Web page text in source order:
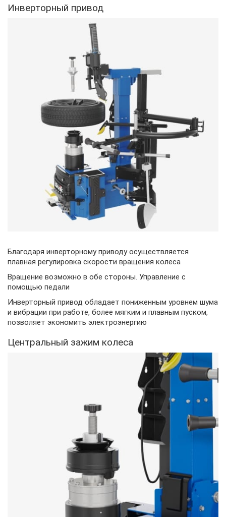
Инверторный привод
Благодаря инверторному приводу осуществляется
плавная регулировка скорости вращения колеса
Вращение возможно в обе стороны. Управление с
помощью педали
Инверторный привод обладает пониженным уровнем шума
и вибрации при работе, более мягким и плавным пуском,
позволяет экономить электроэнергию
Центральный зажим колеса